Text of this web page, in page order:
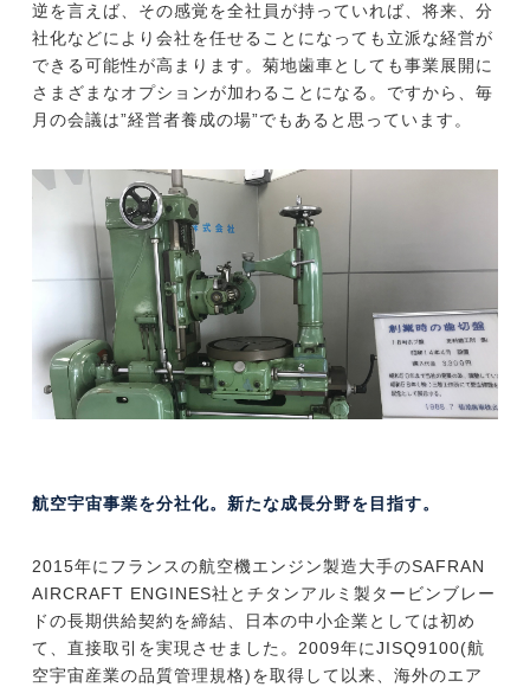
逆を言えば、その感覚を全社員が持っていれば、将来、分
社化などにより会社を任せることになっても立派な経営が
できる可能性が高まります。菊地歯車としても事業展開に
さまざまなオプションが加わることになる。ですから、毎
月の会議は”経営者養成の場”でもあると思っています。
航空宇宙事業を分社化。新たな成長分野を目指す。
2015年にフランスの航空機エンジン製造大手のSAFRAN
AIRCRAFT ENGINES社とチタンアルミ製タービンブレー
ドの長期供給契約を締結、日本の中小企業としては初め
て、直接取引を実現させました。2009年にJISQ9100(航
空宇宙産業の品質管理規格)を取得して以来、海外のエア